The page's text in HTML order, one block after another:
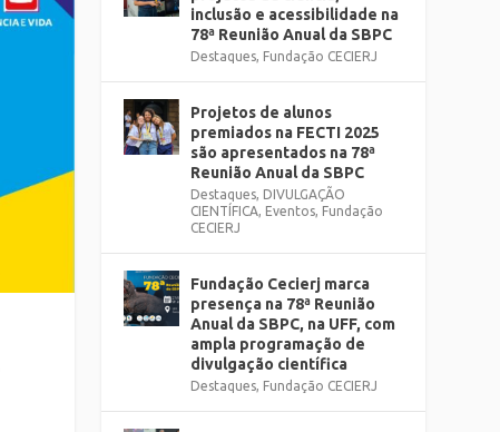
inclusão e acessibilidade na
78ª Reunião Anual da SBPC
Destaques, Fundação CECIERJ
Projetos de alunos
premiados na FECTI 2025
são apresentados na 78ª
Reunião Anual da SBPC
Destaques, DIVULGAÇÃO
CIENTÍFICA, Eventos, Fundação
CECIERJ
Fundação Cecierj marca
presença na 78ª Reunião
Anual da SBPC, na UFF, com
ampla programação de
divulgação científica
Destaques, Fundação CECIERJ